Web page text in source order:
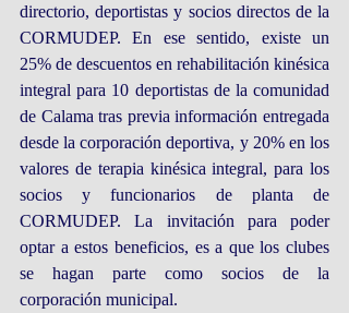
directorio, deportistas y socios directos de la
CORMUDEP. En ese sentido, existe un
25% de descuentos en rehabilitación kinésica
integral para 10 deportistas de la comunidad
de Calama tras previa información entregada
desde la corporación deportiva, y 20% en los
valores de terapia kinésica integral, para los
socios y funcionarios de planta de
CORMUDEP. La invitación para poder
optar a estos beneficios, es a que los clubes
se hagan parte como socios de la
corporación municipal.